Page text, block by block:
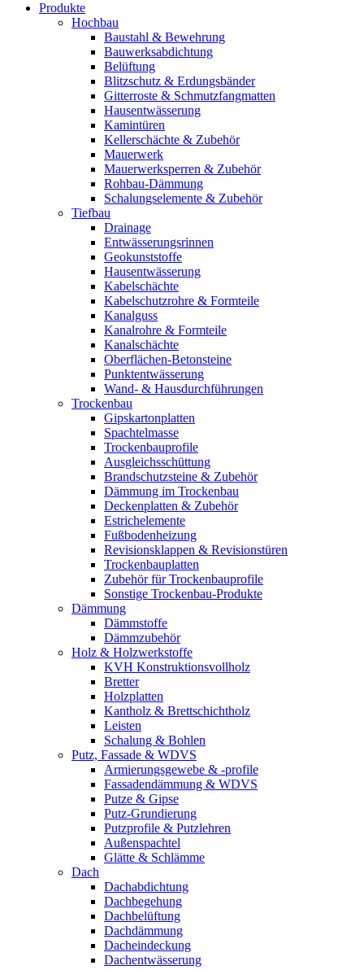
Produkte
Hochbau
Baustahl & Bewehrung
Bauwerksabdichtung
Belüftung
Blitzschutz & Erdungsbänder
Gitterroste & Schmutzfangmatten
Hausentwässerung
Kamintüren
Kellerschächte & Zubehör
Mauerwerk
Mauerwerksperren & Zubehör
Rohbau-Dämmung
Schalungselemente & Zubehör
Tiefbau
Drainage
Entwässerungsrinnen
Geokunststoffe
Hausentwässerung
Kabelschächte
Kabelschutzrohre & Formteile
Kanalguss
Kanalrohre & Formteile
Kanalschächte
Oberflächen-Betonsteine
Punktentwässerung
Wand- & Hausdurchführungen
Trockenbau
Gipskartonplatten
Spachtelmasse
Trockenbauprofile
Ausgleichsschüttung
Brandschutzsteine & Zubehör
Dämmung im Trockenbau
Deckenplatten & Zubehör
Estrichelemente
Fußbodenheizung
Revisionsklappen & Revisionstüren
Trockenbauplatten
Zubehör für Trockenbauprofile
Sonstige Trockenbau-Produkte
Dämmung
Dämmstoffe
Dämmzubehör
Holz & Holzwerkstoffe
KVH Konstruktionsvollholz
Bretter
Holzplatten
Kantholz & Brettschichtholz
Leisten
Schalung & Bohlen
Putz, Fassade & WDVS
Armierungsgewebe & -profile
Fassadendämmung & WDVS
Putze & Gipse
Putz-Grundierung
Putzprofile & Putzlehren
Außenspachtel
Glätte & Schlämme
Dach
Dachabdichtung
Dachbegehung
Dachbelüftung
Dachdämmung
Dacheindeckung
Dachentwässerung